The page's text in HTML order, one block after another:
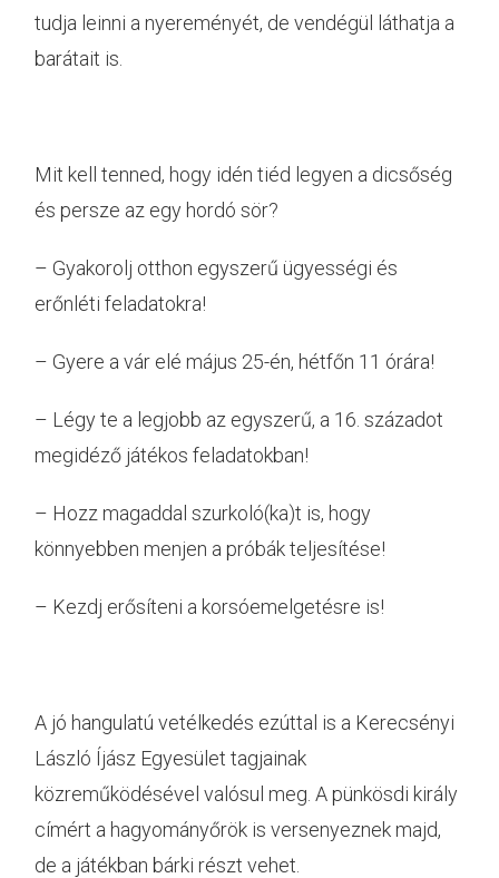
tudja leinni a nyereményét, de vendégül láthatja a
barátait is.
Mit kell tenned, hogy idén tiéd legyen a dicsőség
és persze az egy hordó sör?
– Gyakorolj otthon egyszerű ügyességi és
erőnléti feladatokra!
– Gyere a vár elé május 25-én, hétfőn 11 órára!
– Légy te a legjobb az egyszerű, a 16. századot
megidéző játékos feladatokban!
– Hozz magaddal szurkoló(ka)t is, hogy
könnyebben menjen a próbák teljesítése!
– Kezdj erősíteni a korsóemelgetésre is!
A jó hangulatú vetélkedés ezúttal is a Kerecsényi
László Íjász Egyesület tagjainak
közreműködésével valósul meg. A pünkösdi király
címért a hagyományőrök is versenyeznek majd,
de a játékban bárki részt vehet.